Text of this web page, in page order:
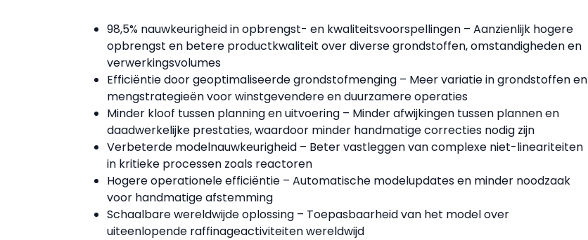
98,5% nauwkeurigheid in opbrengst- en kwaliteitsvoorspellingen – Aanzienlijk hogere
opbrengst en betere productkwaliteit over diverse grondstoffen, omstandigheden en
verwerkingsvolumes
Efficiëntie door geoptimaliseerde grondstofmenging – Meer variatie in grondstoffen en
mengstrategieën voor winstgevendere en duurzamere operaties
Minder kloof tussen planning en uitvoering – Minder afwijkingen tussen plannen en
daadwerkelijke prestaties, waardoor minder handmatige correcties nodig zijn
Verbeterde modelnauwkeurigheid – Beter vastleggen van complexe niet-lineariteiten
in kritieke processen zoals reactoren
Hogere operationele efficiëntie – Automatische modelupdates en minder noodzaak
voor handmatige afstemming
Schaalbare wereldwijde oplossing – Toepasbaarheid van het model over
uiteenlopende raffinageactiviteiten wereldwijd